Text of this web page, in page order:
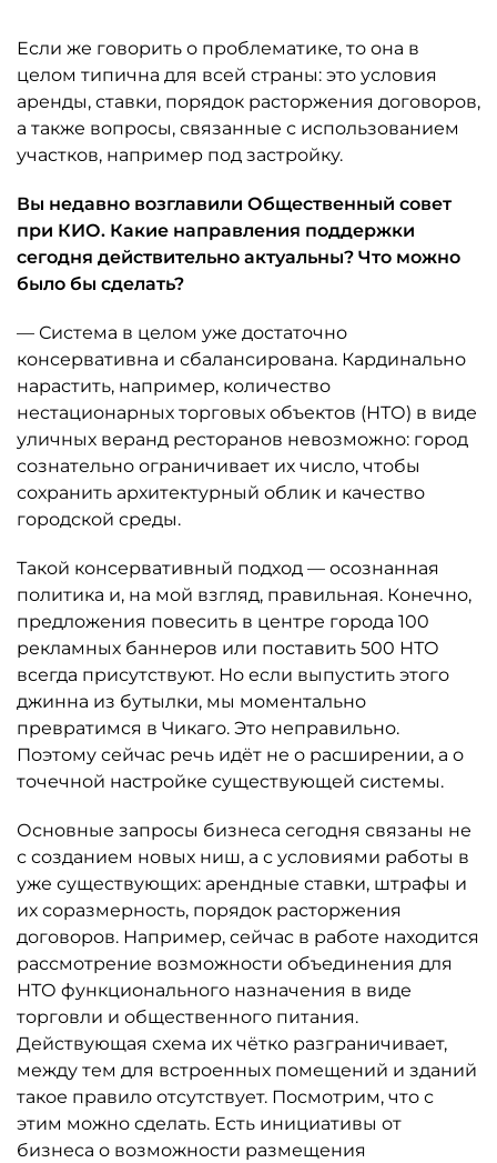
Если же говорить о проблематике, то она в
целом типична для всей страны: это условия
аренды, ставки, порядок расторжения договоров,
а также вопросы, связанные с использованием
участков, например под застройку.
Вы недавно возглавили Общественный совет
при КИО. Какие направления поддержки
сегодня действительно актуальны? Что можно
было бы сделать?
— Система в целом уже достаточно
консервативна и сбалансирована. Кардинально
нарастить, например, количество
нестационарных торговых объектов (НТО) в виде
уличных веранд ресторанов невозможно: город
сознательно ограничивает их число, чтобы
сохранить архитектурный облик и качество
городской среды.
Такой консервативный подход — осознанная
политика и, на мой взгляд, правильная. Конечно,
предложения повесить в центре города 100
рекламных баннеров или поставить 500 НТО
всегда присутствуют. Но если выпустить этого
джинна из бутылки, мы моментально
превратимся в Чикаго. Это неправильно.
Поэтому сейчас речь идёт не о расширении, а о
точечной настройке существующей системы.
Основные запросы бизнеса сегодня связаны не
с созданием новых ниш, а с условиями работы в
уже существующих: арендные ставки, штрафы и
их соразмерность, порядок расторжения
договоров. Например, сейчас в работе находится
рассмотрение возможности объединения для
НТО функционального назначения в виде
торговли и общественного питания.
Действующая схема их чётко разграничивает,
между тем для встроенных помещений и зданий
такое правило отсутствует. Посмотрим, что с
этим можно сделать. Есть инициативы от
бизнеса о возможности размещения